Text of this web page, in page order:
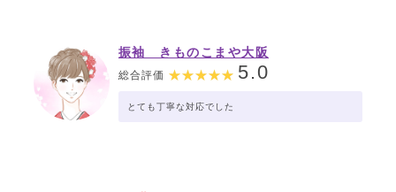
振袖 きものこまや大阪
総合評価 5.0
とても丁寧な対応でした